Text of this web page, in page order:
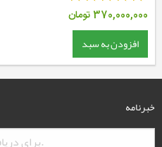
370,000,000تومان
افزودن به سبد
خبرنامه